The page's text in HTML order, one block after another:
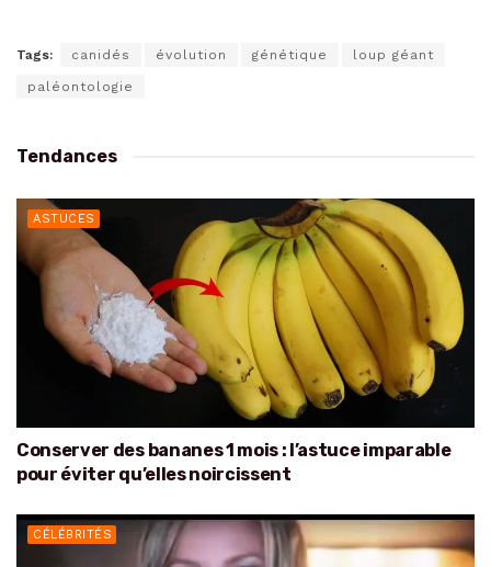
Tags: canidés évolution génétique loup géant
paléontologie
Tendances
ASTUCES
Conserver des bananes 1 mois : l’astuce imparable
pour éviter qu’elles noircissent
CÉLÉBRITÉS